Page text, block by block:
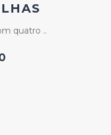
quatro ..